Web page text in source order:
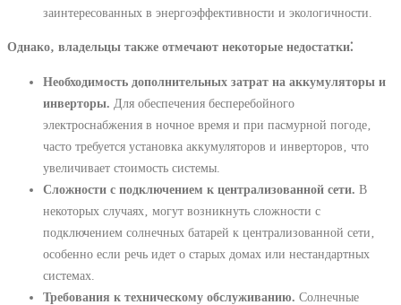
заинтересованных в энергоэффективности и экологичности.
Однако‚ владельцы также отмечают некоторые недостатки⁚
Необходимость дополнительных затрат на аккумуляторы и
инверторы. Для обеспечения бесперебойного
электроснабжения в ночное время и при пасмурной погоде‚
часто требуется установка аккумуляторов и инверторов‚ что
увеличивает стоимость системы.
Сложности с подключением к централизованной сети. В
некоторых случаях‚ могут возникнуть сложности с
подключением солнечных батарей к централизованной сети‚
особенно если речь идет о старых домах или нестандартных
системах.
Требования к техническому обслуживанию. Солнечные